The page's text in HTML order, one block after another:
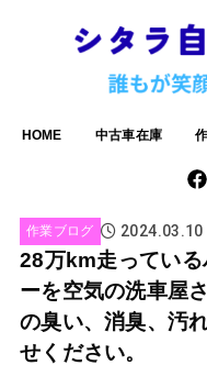
HOME 中古車在庫
作業ブログ 2024.03.10
28万km走っている
ーを空気の洗車屋
の臭い、消臭、汚
せください。